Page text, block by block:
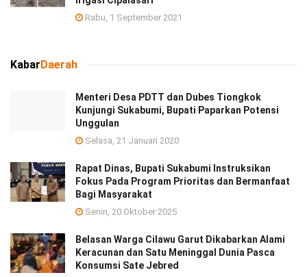
Rabu, 1 September 2021
Kabar Daerah
Menteri Desa PDTT dan Dubes Tiongkok
Kunjungi Sukabumi, Bupati Paparkan Potensi
Unggulan
Selasa, 21 Januari 2020
Rapat Dinas, Bupati Sukabumi Instruksikan
Fokus Pada Program Prioritas dan Bermanfaat
Bagi Masyarakat
Senin, 20 Oktober 2025
Belasan Warga Cilawu Garut Dikabarkan Alami
Keracunan dan Satu Meninggal Dunia Pasca
Konsumsi Sate Jebred